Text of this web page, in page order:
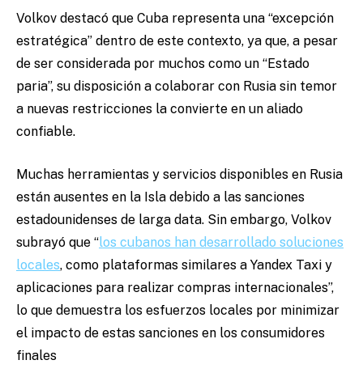
Volkov destacó que Cuba representa una “excepción
estratégica” dentro de este contexto, ya que, a pesar
de ser considerada por muchos como un “Estado
paria”, su disposición a colaborar con Rusia sin temor
a nuevas restricciones la convierte en un aliado
confiable.
Muchas herramientas y servicios disponibles en Rusia
están ausentes en la Isla debido a las sanciones
estadounidenses de larga data. Sin embargo, Volkov
subrayó que “los cubanos han desarrollado soluciones
locales, como plataformas similares a Yandex Taxi y
aplicaciones para realizar compras internacionales”,
lo que demuestra los esfuerzos locales por minimizar
el impacto de estas sanciones en los consumidores
finales